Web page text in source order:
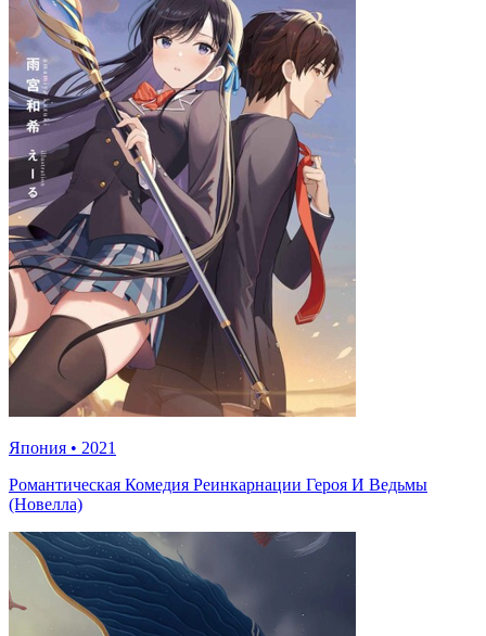
Япония • 2021
Романтическая Комедия Реинкарнации Героя И Ведьмы
(Новелла)